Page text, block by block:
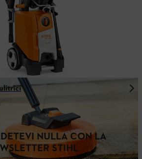
NULLA CON LA
STIHL